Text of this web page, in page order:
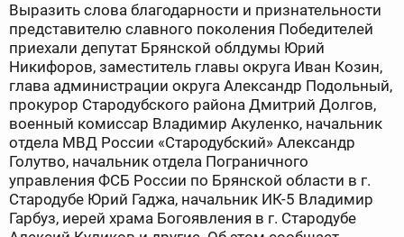
Выразить слова благодарности и признательности
представителю славного поколения Победителей
приехали депутат Брянской облдумы Юрий
Никифоров, заместитель главы округа Иван Козин,
глава администрации округа Александр Подольный,
прокурор Стародубского района Дмитрий Долгов,
военный комиссар Владимир Акуленко, начальник
отдела МВД России «Стародубский» Александр
Голутво, начальник отдела Пограничного
управления ФСБ России по Брянской области в г.
Стародубе Юрий Гаджа, начальник ИК-5 Владимир
Гарбуз, иерей храма Богоявления в г. Стародубе